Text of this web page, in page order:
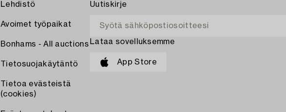
Lehdistö
Avoimet työpaikat
Bonhams - All auctions
Tietosuojakäytäntö
Tietoa evästeistä
(cookies)
Uutiskirje
Lataa sovelluksemme
App Store